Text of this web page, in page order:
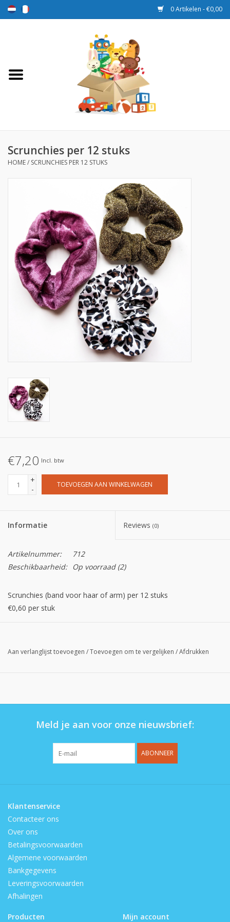
0 Artikelen - €0,00
Speelgoed
Beloningsdozen
Op de speelplaats
Scrunchies per 12 stuks
HOME/ SCRUNCHIES PER 12 STUKS
€7,20 Incl. btw
+
-
TOEVOEGEN AAN WINKELWAGEN
Informatie Reviews (0)
Artikelnummer:
712
Beschikbaarheid:
Op voorraad(2)
Scrunchies (band voor haar of arm) per 12 stuks
€0,60 per stuk
Aan verlanglijst toevoegen /Toevoegen om te vergelijken /Afdrukken
Meld je aan voor onze nieuwsbrief:
ABONNEER
Klantenservice
Contacteer ons
Over ons
Betalingsvoorwaarden
Algemene voorwaarden
Bankgegevens
Leveringsvoorwaarden
Afhalingen
Producten Mijn account